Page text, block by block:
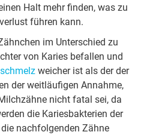
Halt mehr fin­den, was zu
füh­ren kann.
im Un­ter­schied zu
von Ka­ri­es be­fal­len und
wei­cher ist als der der
der weit­läu­fi­gen An­nah­me,
nicht fa­tal sei, da
die Ka­ri­es­bak­te­ri­en der
nach­fol­gen­den Zäh­ne